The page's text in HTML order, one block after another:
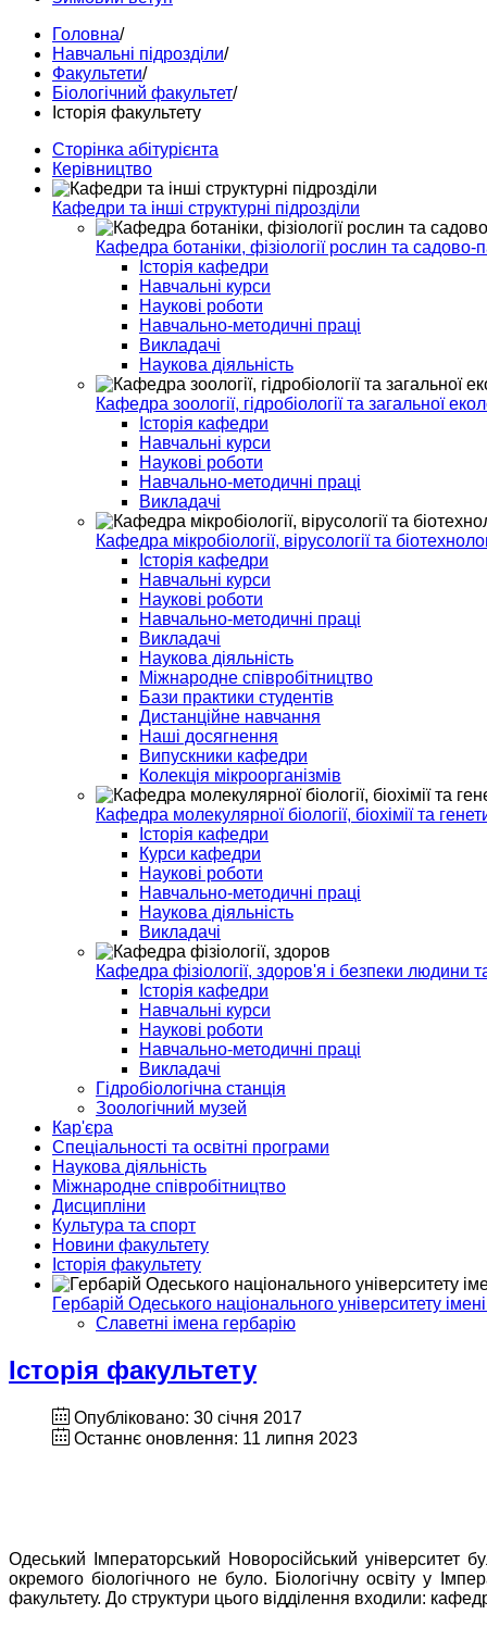
Головна/
Навчальні підрозділи/
Факультети/
Біологічний факультет/
Історія факультету
Сторінка абітурієнта
Керівництво
Кафедри та інші структурні підрозділи
Кафедра ботаніки, фізіології рослин та
Історія кафедри
Навчальні курси
Наукові роботи
Навчально-методичні праці
Викладачі
Наукова діяльність
Кафедра зоології, гідробіології та загальної
Історія кафедри
Навчальні курси
Наукові роботи
Навчально-методичні праці
Викладачі
Кафедра мікробіології, вірусології та
Історія кафедри
Навчальні курси
Наукові роботи
Навчально-методичні праці
Викладачі
Наукова діяльність
Міжнародне співробітництво
Бази практики студентів
Дистанційне навчання
Наші досягнення
Випускники кафедри
Колекція мікроорганізмів
Кафедра молекулярної біології, біохімії та
Історія кафедри
Курси кафедри
Наукові роботи
Навчально-методичні праці
Наукова діяльність
Викладачі
Кафедра фізіології, здоров'я і безпеки людини
Історія кафедри
Навчальні курси
Наукові роботи
Навчально-методичні праці
Викладачі
Гідробіологічна станція
Зоологічний музей
Кар'єра
Спеціальності та освітні програми
Наукова діяльність
Міжнародне співробітництво
Дисципліни
Культура та спорт
Новини факультету
Історія факультету
Гербарій Одеського національного університету
Славетні імена гербарію
Історія факультету
Опубліковано: 30 січня 2017
Останнє оновлення: 11 липня 2023
Одеський Імператорський Новоросійський університет
окремого біологічного не було. Біологічну освіту у
факультету. До структури цього відділення входили: